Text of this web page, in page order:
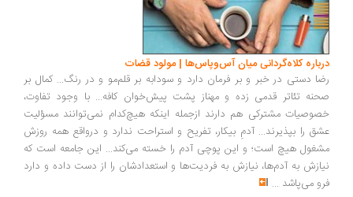
درباره کلاه‌گردانی میان آس‌وپاس‌ها | مولود قضات
رضا دستی در خبر و بر فرمان دارد و سودابه بر قلم‌مو و در رنگ... کمال بر
صحنه‌ تئاتر قدمی زده و مهناز پشت پیش‌خوان کافه... با وجود تفاوت‌،
خصوصیات مشترکی هم دارند ازجمله اینکه هیچ‌کدام نمی‌توانند مسؤلیت
عشق را بپذیرند... آدمِ بیکار، تفریح و استراحت ندارد و درواقع همه‌ روزش
مشغول هیچ است؛ و این پوچی آدم را خسته می‌کند... این جامعه است که
نیازش به آدم‌ها، نیازش به فردیت‌ها و استعدادشان را از دست داده و دارد
فرو می‌پاشد ...